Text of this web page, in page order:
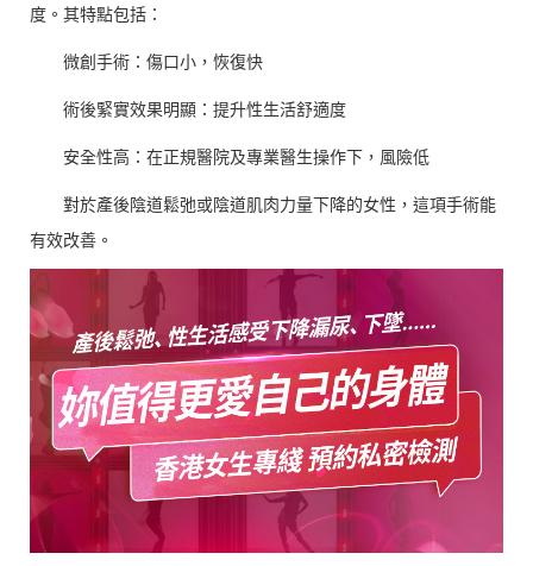
度。其特點包括：
微創手術：傷口小，恢復快
術後緊實效果明顯：提升性生活舒適度
安全性高：在正規醫院及專業醫生操作下，風險低
對於產後陰道鬆弛或陰道肌肉力量下降的女性，這項手術能
有效改善。